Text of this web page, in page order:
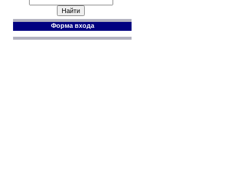
Форма входа